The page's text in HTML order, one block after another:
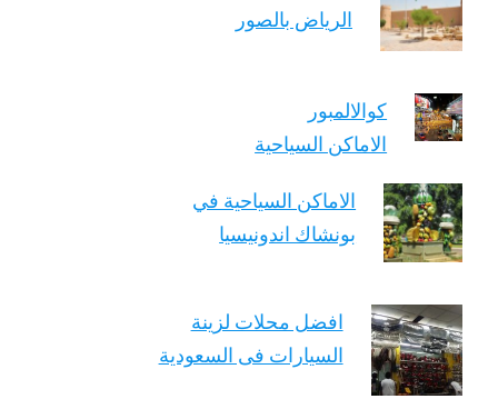
الرياض بالصور
كوالالمبور
الاماكن السياحية
الاماكن السياحية في
بونشاك اندونيسيا
افضل محلات لزينة
السيارات فى السعودية